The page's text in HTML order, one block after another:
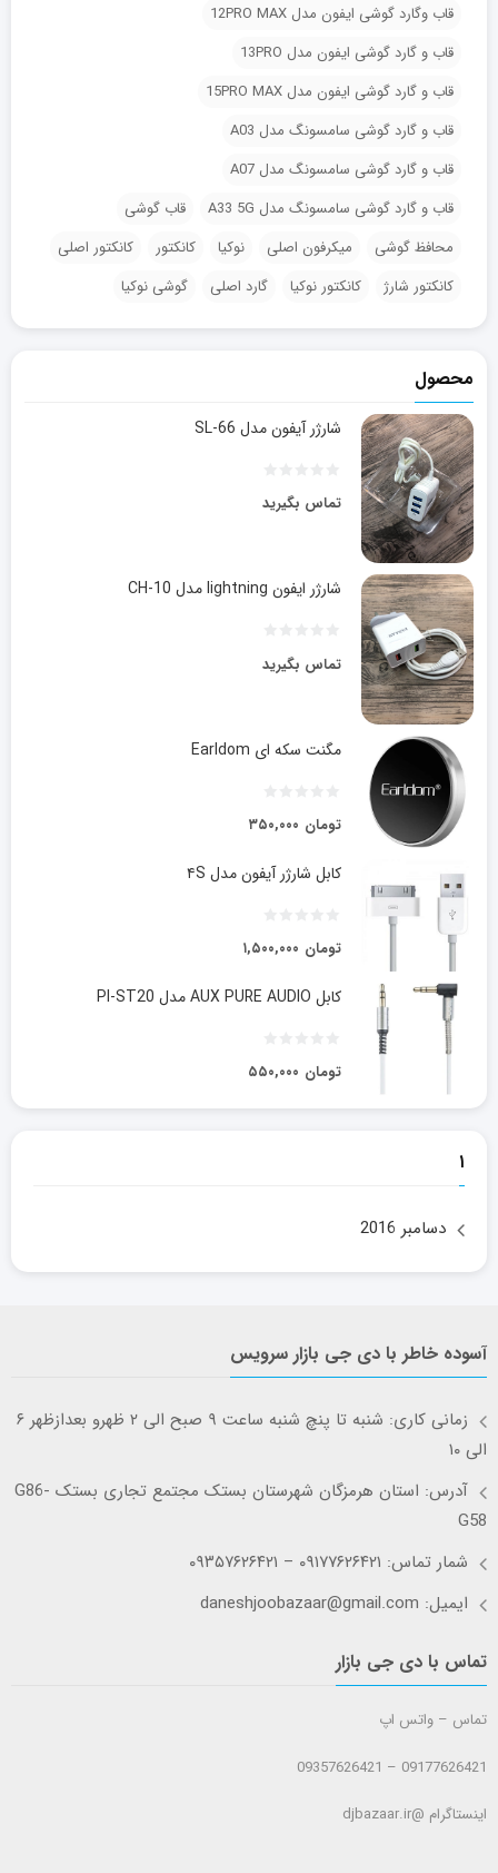
قاب وگارد گوشی ایفون مدل 12PRO MAX
قاب و گارد گوشی ایفون مدل 13PRO
قاب و گارد گوشی ایفون مدل 15PRO MAX
قاب و گارد گوشی سامسونگ مدل A03
قاب و گارد گوشی سامسونگ مدل A07
قاب و گارد گوشی سامسونگ مدل A33 5G
قاب گوشی
محافظ گوشی
میکرفون اصلی نوکیا کانکتور
کانکتور اصلی
کانکتور شارژ
کانکتور نوکیا گارد اصلی گوشی نوکیا
محصول
شارژر آیفون مدل SL-66
تماس بگیرید
شارژر ایفون lightning مدل CH-10
تماس بگیرید
مگنت سکه ای Earldom
۳۵۰,۰۰۰ تومان
کابل شارژر آیفون مدل ۴S
۱,۵۰۰,۰۰۰ تومان
کابل AUX PURE AUDIO مدل PI-ST20
۵۵۰,۰۰۰ تومان
۱
دسامبر 2016
آسوده خاطر با دی جی بازار سرویس
زمانی کاری: شنبه تا پنچ شنبه ساعت ۹ صبح الی ۲ ظهرو بعدازظهر ۶
الی ۱۰
آدرس: استان هرمزگان شهرستان بستک مجتمع تجاری بستک G86-
G58
شمار تماس: ۰۹۱۷۷۶۲۶۴۲۱ – ۰۹۳۵۷۶۲۶۴۲۱
ایمیل: daneshjoobazaar@gmail.com
تماس با دی جی بازار
تماس – واتس اپ
09177626421 – 09357626421
اینستاگرام @djbazaar.ir